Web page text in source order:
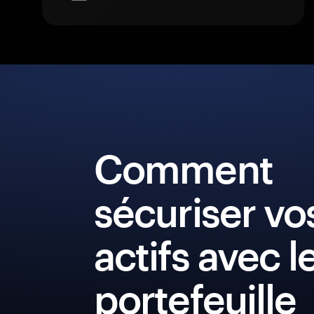
Comment
sécuriser
actifs avec
portefeuille